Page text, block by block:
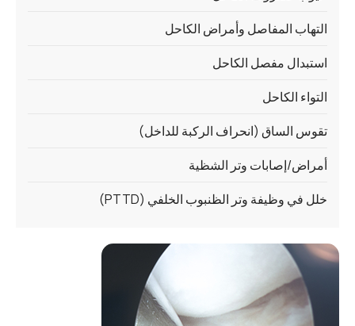
التهاب المفاصل وأمراض الكاحل
استبدال مفصل الكاحل
التواء الكاحل
تقوس الساق (انحراف الركبة للداخل)
أمراض/إصابات وتر الشظية
خلل في وظيفة وتر الظنبوب الخلفي (PTTD)